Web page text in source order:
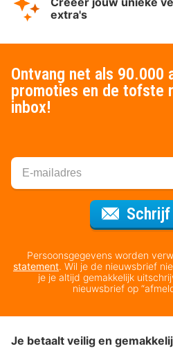
extra's
Ontvang net als 90.000
promoties en de tofste
inbox!
Persoonsgegevens worden
statement. Wil je de nieuwsbrief
je je altijd gemakkelijk
nieuwsbrief op
Je betaalt veilig en